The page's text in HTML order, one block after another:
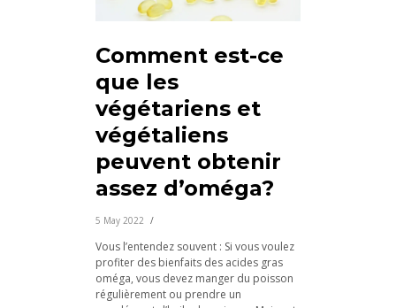
Comment est-ce
que les
végétariens et
végétaliens
peuvent obtenir
assez d’oméga?
5 May 2022
Vous l’entendez souvent : Si vous voulez
profiter des bienfaits des acides gras
oméga, vous devez manger du poisson
régulièrement ou prendre un